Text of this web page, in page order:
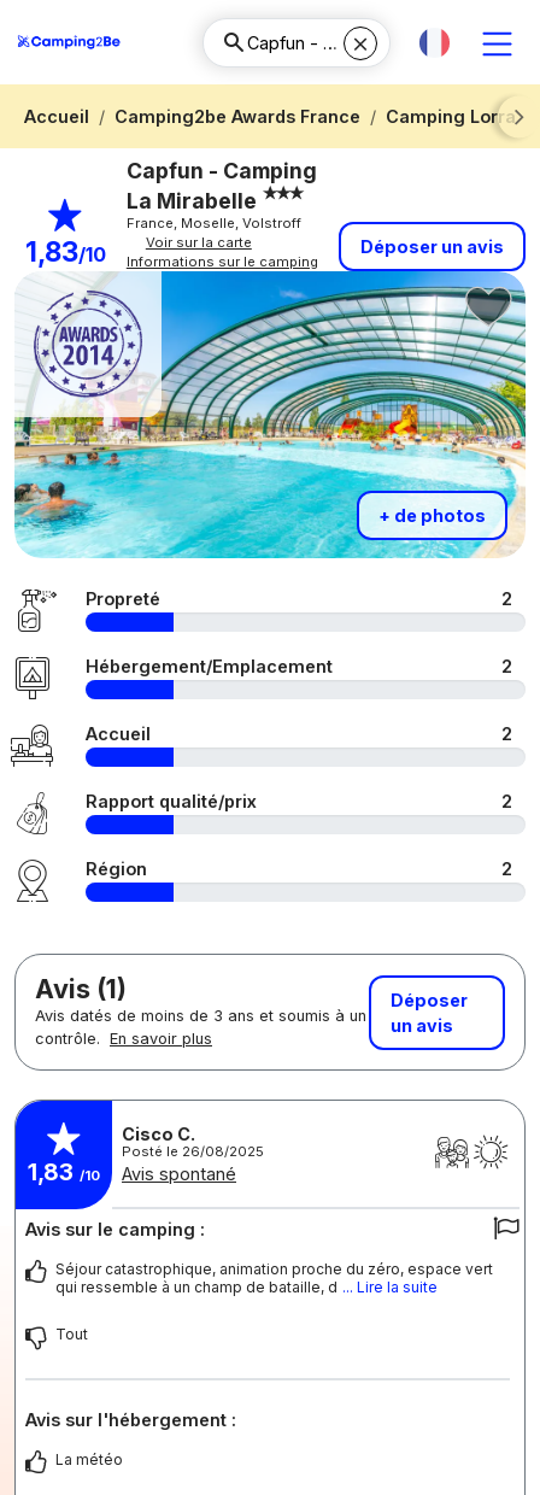
Accueil Camping2be Awards France
Camping
Next
1,83/10
Capfun - Camping
La Mirabelle
France, Moselle, Volstroff
Voir sur la carte
Informations sur le camping
Déposer un avis
+ de photos
Propreté 2
Hébergement/Emplacement 2
Accueil 2
Rapport qualité/prix 2
Région 2
Avis (1)
Avis datés de moins de 3 ans et soumis à un
contrôle. En savoir plus
Déposer
un avis
1,83 /10
Cisco C.
Posté le 26/08/2025
Avis spontané
Avis sur le camping :
Séjour catastrophique, animation proche du zéro, espace vert
qui ressemble à un champ de bataille, d ... Lire la suite
Tout
Avis sur l'hébergement :
La météo